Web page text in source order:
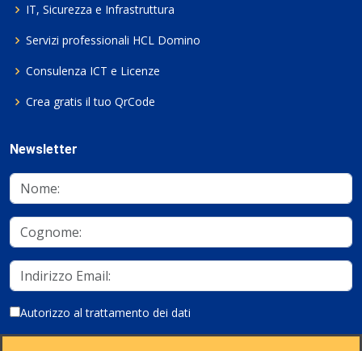
IT, Sicurezza e Infrastruttura
Servizi professionali HCL Domino
Consulenza ICT e Licenze
Crea gratis il tuo QrCode
Newsletter
Autorizzo al trattamento dei dati